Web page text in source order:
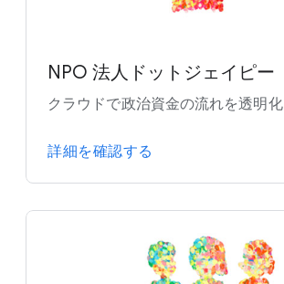
NPO 法人ドットジェイピー
クラウドで政治資金の流れを透明化
詳細を確認する